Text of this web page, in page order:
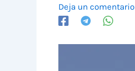
Deja un comentario